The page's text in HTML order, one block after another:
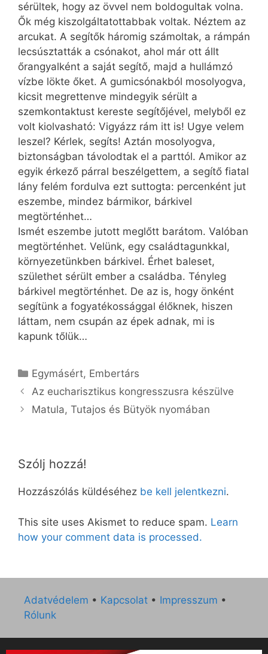
sérültek, hogy az övvel nem boldogultak volna.
Ők még kiszolgáltatottabbak voltak. Néztem az
arcukat. A segítők háromig számoltak, a rámpán
lecsúsztatták a csónakot, ahol már ott állt
őrangyalként a saját segítő, majd a hullámzó
vízbe lökte őket. A gumicsónakból mosolyogva,
kicsit megrettenve mind­egyik sérült a
szemkontaktust kereste segítőjével, melyből ez
volt kiolvasható: Vigyázz rám itt is! Ugye velem
leszel? Kérlek, segíts! Aztán mosolyogva,
biztonságban távolodtak el a parttól. Amikor az
egyik érkező párral beszélgettem, a segítő fiatal
lány felém fordulva ezt suttogta: percenként jut
eszembe, mindez bármikor, bárkivel
megtörténhet…
Ismét eszembe jutott meglőtt barátom. Valóban
megtörténhet. Velünk, egy családtagunkkal,
környezetünkben bárkivel. Érhet baleset,
születhet sérült ember a családba. Tényleg
bárkivel megtörténhet. De az is, hogy önként
segítünk a fogyatékossággal élőknek, hiszen
láttam, nem csupán az épek adnak, mi is
kapunk tőlük…
Kategória
Egymásért, Embertárs
Az eucharisztikus kongresszusra készülve
Matula, Tutajos és Bütyök nyomában
Szólj hozzá!
Hozzászólás küldéséhez be kell jelentkezni.
This site uses Akismet to reduce spam. Learn
how your comment data is processed.
Adatvédelem • Kapcsolat • Impresszum •
Rólunk